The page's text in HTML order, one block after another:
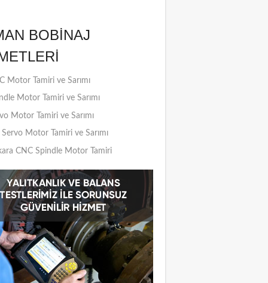
BOBINAJ
Motor Tamiri ve Sarımı
Motor Tamiri ve Sarımı
Motor Tamiri ve Sarımı
Motor Tamiri ve Sarımı
CNC Spindle Motor Tamiri